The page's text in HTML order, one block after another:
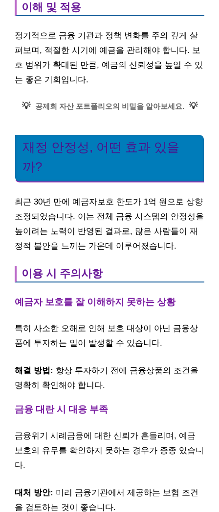
이해 및 적용
정기적으로 금융 기관과 정책 변화를 주의 깊게 살
펴보며, 적절한 시기에 예금을 관리해야 합니다. 보
호 범위가 확대된 만큼, 예금의 신뢰성을 높일 수 있
는 좋은 기회입니다.
💡 공제회 자산 포트폴리오의 비밀을 알아보세요. 💡
재정 안정성, 어떤 효과 있을
까?
최근 30년 만에 예금자보호 한도가 1억 원으로 상향
조정되었습니다. 이는 전체 금융 시스템의 안정성을
높이려는 노력이 반영된 결과로, 많은 사람들이 재
정적 불안을 느끼는 가운데 이루어졌습니다.
이용 시 주의사항
예금자 보호를 잘 이해하지 못하는 상황
특히 사소한 오해로 인해 보호 대상이 아닌 금융상
품에 투자하는 일이 발생할 수 있습니다.
해결 방법: 항상 투자하기 전에 금융상품의 조건을
명확히 확인해야 합니다.
금융 대란 시 대응 부족
금융위기 시례금융에 대한 신뢰가 흔들리며, 예금
보호의 유무를 확인하지 못하는 경우가 종종 있습니
다.
대처 방안: 미리 금융기관에서 제공하는 보험 조건
을 검토하는 것이 좋습니다.